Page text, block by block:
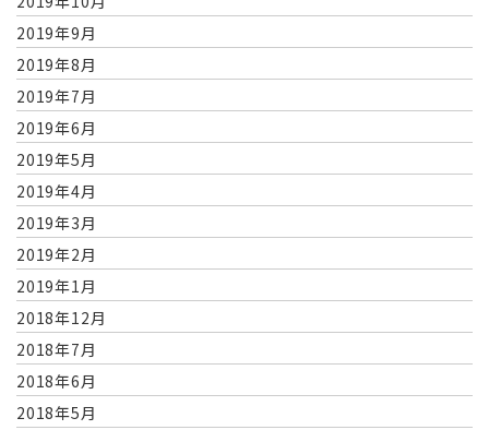
2019年9月
2019年8月
2019年7月
2019年6月
2019年5月
2019年4月
2019年3月
2019年2月
2019年1月
2018年12月
2018年7月
2018年6月
2018年5月